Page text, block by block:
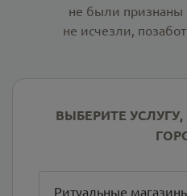
не были
не исчезли,
ВЫБЕРИТЕ
Ритуальные